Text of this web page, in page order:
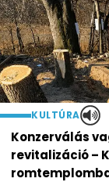
KULTÚRA
Konzerválás
revitalizáció –